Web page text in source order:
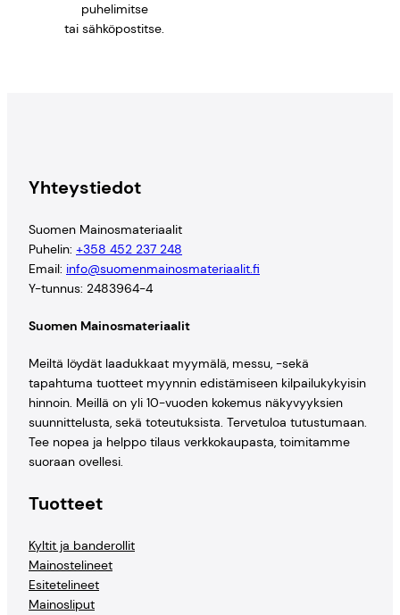
puhelimitse
tai sähköpostitse.
Yhteystiedot
Suomen Mainosmateriaalit
Puhelin: +358 452 237 248
Email: info@suomenmainosmateriaalit.fi
Y-tunnus: 2483964-4
Suomen Mainosmateriaalit
Meiltä löydät laadukkaat myymälä, messu, -sekä
tapahtuma tuotteet myynnin edistämiseen kilpailukykyisin
hinnoin. Meillä on yli 10-vuoden kokemus näkyvyyksien
suunnittelusta, sekä toteutuksista. Tervetuloa tutustumaan.
Tee nopea ja helppo tilaus verkkokaupasta, toimitamme
suoraan ovellesi.
Tuotteet
Kyltit ja banderollit
Mainostelineet
Esitetelineet
Mainosliput